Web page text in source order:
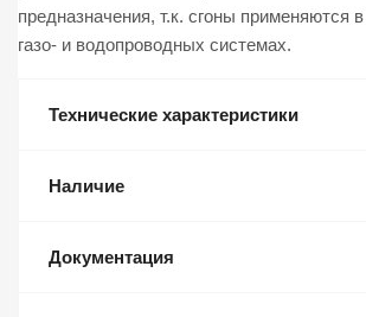
предназначения, т.к. сгоны применяются
газо- и водопроводных системах.
Технические характеристики
Наличие
Документация